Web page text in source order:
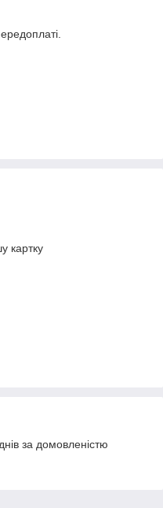
картку
за домовленістю